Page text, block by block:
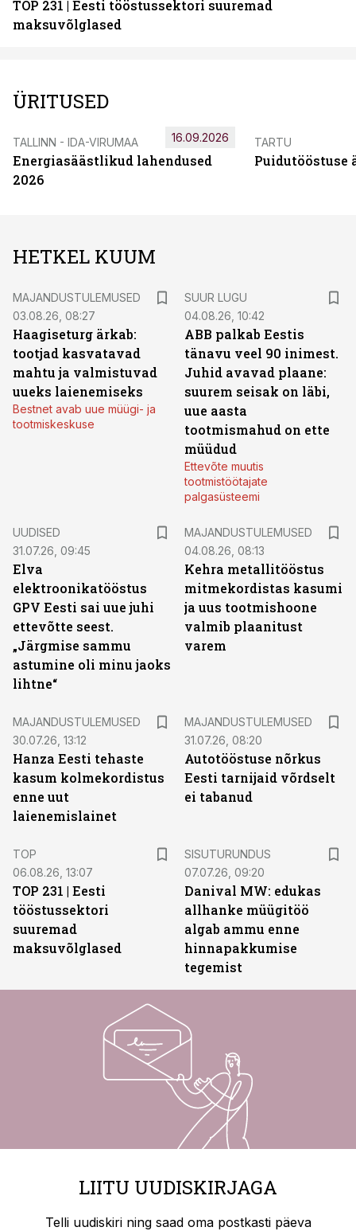
TOP 231 | Eesti tööstussektori suuremad
maksuvõlglased
ÜRITUSED
TALLINN - IDA-VIRUMAA
Energiasäästlikud lahendused
2026
16.09.2026 TARTU
Puidutööstuse
HETKEL KUUM
MAJANDUSTULEMUSED
03.08.26, 08:27
Haagiseturg ärkab:
tootjad kasvatavad
mahtu ja valmistuvad
uueks laienemiseks
Bestnet avab uue müügi- ja
tootmiskeskuse
SUUR LUGU
04.08.26, 10:42
ABB palkab Eestis
tänavu veel 90 inimest.
Juhid avavad plaane:
suurem seisak on läbi,
uue aasta
tootmismahud on ette
müüdud
Ettevõte muutis
tootmistöötajate
palgasüsteemi
UUDISED
31.07.26, 09:45
Elva
elektroonikatööstus
GPV Eesti sai uue juhi
ettevõtte seest.
„Järgmise sammu
astumine oli minu jaoks
lihtne“
MAJANDUSTULEMUSED
04.08.26, 08:13
Kehra metallitööstus
mitmekordistas kasumi
ja uus tootmishoone
valmib plaanitust
varem
MAJANDUSTULEMUSED
30.07.26, 13:12
Hanza Eesti tehaste
kasum kolmekordistus
enne uut
laienemislainet
MAJANDUSTULEMUSED
31.07.26, 08:20
Autotööstuse nõrkus
Eesti tarnijaid võrdselt
ei tabanud
TOP
06.08.26, 13:07
TOP 231 | Eesti
tööstussektori
suuremad
maksuvõlglased
SISUTURUNDUS
07.07.26, 09:20
Danival MW: edukas
allhanke müügitöö
algab ammu enne
hinnapakkumise
tegemist
LIITU UUDISKIRJAGA
Telli uudiskiri ning saad oma postkasti päeva